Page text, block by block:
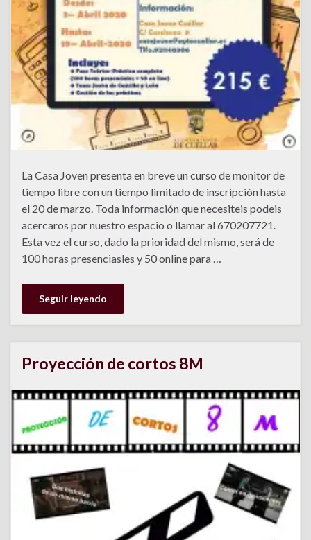
La Casa Joven presenta en breve un curso de monitor de
tiempo libre con un tiempo limitado de inscripción hasta
el 20 de marzo. Toda información que necesiteis podeis
acercaros por nuestro espacio o llamar al 670207721.
Esta vez el curso, dado la prioridad del mismo, será de
100 horas presenciasles y 50 online para …
Seguir leyendo
Proyección de cortos 8M